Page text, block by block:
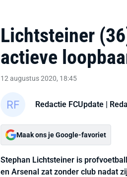
Lichtsteiner
actieve
12 augustus 2020, 18:45
Redactie FCUpdate |
Maak ons je Google-favoriet
Stephan Lichtsteiner is
en Arsenal zat zonder club nadat